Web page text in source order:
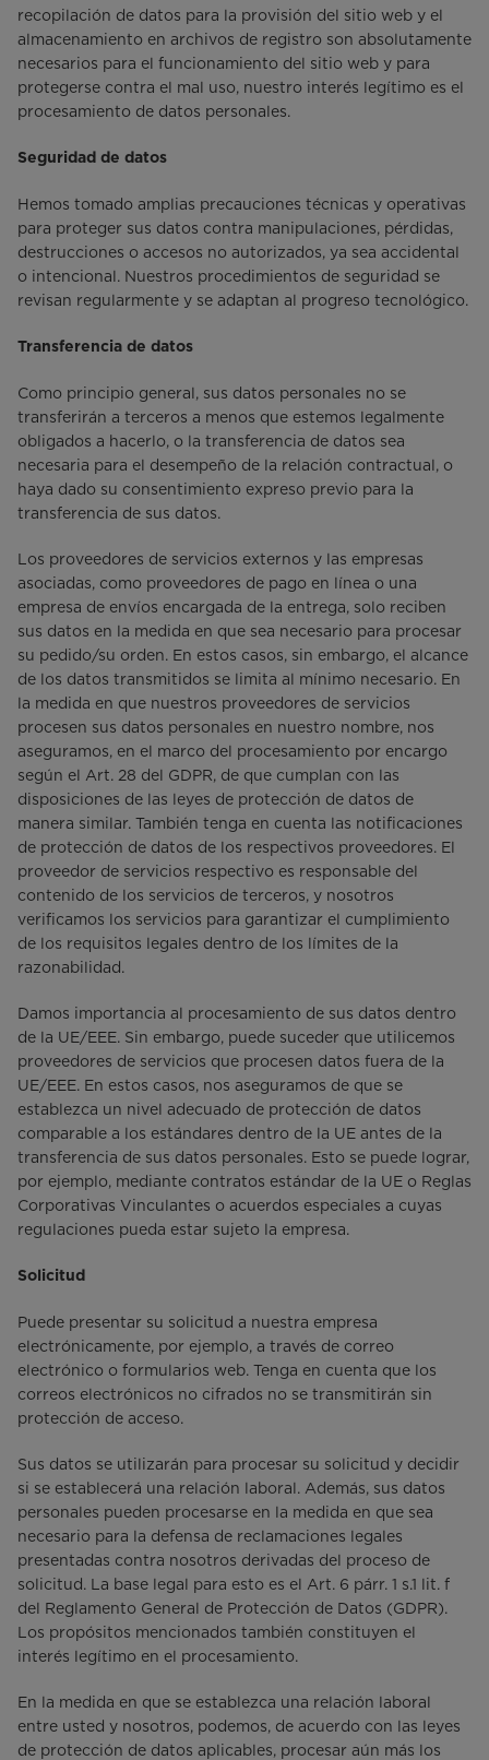
recopilación de datos para la provisión del sitio web y el
almacenamiento en archivos de registro son absolutamente
necesarios para el funcionamiento del sitio web y para
protegerse contra el mal uso, nuestro interés legítimo es el
procesamiento de datos personales.
Seguridad de datos
Hemos tomado amplias precauciones técnicas y operativas
para proteger sus datos contra manipulaciones, pérdidas,
destrucciones o accesos no autorizados, ya sea accidental
o intencional. Nuestros procedimientos de seguridad se
revisan regularmente y se adaptan al progreso tecnológico.
Transferencia de datos
Como principio general, sus datos personales no se
transferirán a terceros a menos que estemos legalmente
obligados a hacerlo, o la transferencia de datos sea
necesaria para el desempeño de la relación contractual, o
haya dado su consentimiento expreso previo para la
transferencia de sus datos.
Los proveedores de servicios externos y las empresas
asociadas, como proveedores de pago en línea o una
empresa de envíos encargada de la entrega, solo reciben
sus datos en la medida en que sea necesario para procesar
su pedido/su orden. En estos casos, sin embargo, el alcance
de los datos transmitidos se limita al mínimo necesario. En
la medida en que nuestros proveedores de servicios
procesen sus datos personales en nuestro nombre, nos
aseguramos, en el marco del procesamiento por encargo
según el Art. 28 del GDPR, de que cumplan con las
disposiciones de las leyes de protección de datos de
manera similar. También tenga en cuenta las notificaciones
de protección de datos de los respectivos proveedores. El
proveedor de servicios respectivo es responsable del
contenido de los servicios de terceros, y nosotros
verificamos los servicios para garantizar el cumplimiento
de los requisitos legales dentro de los límites de la
razonabilidad.
Damos importancia al procesamiento de sus datos dentro
de la UE/EEE. Sin embargo, puede suceder que utilicemos
proveedores de servicios que procesen datos fuera de la
UE/EEE. En estos casos, nos aseguramos de que se
establezca un nivel adecuado de protección de datos
comparable a los estándares dentro de la UE antes de la
transferencia de sus datos personales. Esto se puede lograr,
por ejemplo, mediante contratos estándar de la UE o Reglas
Corporativas Vinculantes o acuerdos especiales a cuyas
regulaciones pueda estar sujeto la empresa.
Solicitud
Puede presentar su solicitud a nuestra empresa
electrónicamente, por ejemplo, a través de correo
electrónico o formularios web. Tenga en cuenta que los
correos electrónicos no cifrados no se transmitirán sin
protección de acceso.
Sus datos se utilizarán para procesar su solicitud y decidir
si se establecerá una relación laboral. Además, sus datos
personales pueden procesarse en la medida en que sea
necesario para la defensa de reclamaciones legales
presentadas contra nosotros derivadas del proceso de
solicitud. La base legal para esto es el Art. 6 párr. 1 s.1 lit. f
del Reglamento General de Protección de Datos (GDPR).
Los propósitos mencionados también constituyen el
interés legítimo en el procesamiento.
En la medida en que se establezca una relación laboral
entre usted y nosotros, podemos, de acuerdo con las leyes
de protección de datos aplicables, procesar aún más los